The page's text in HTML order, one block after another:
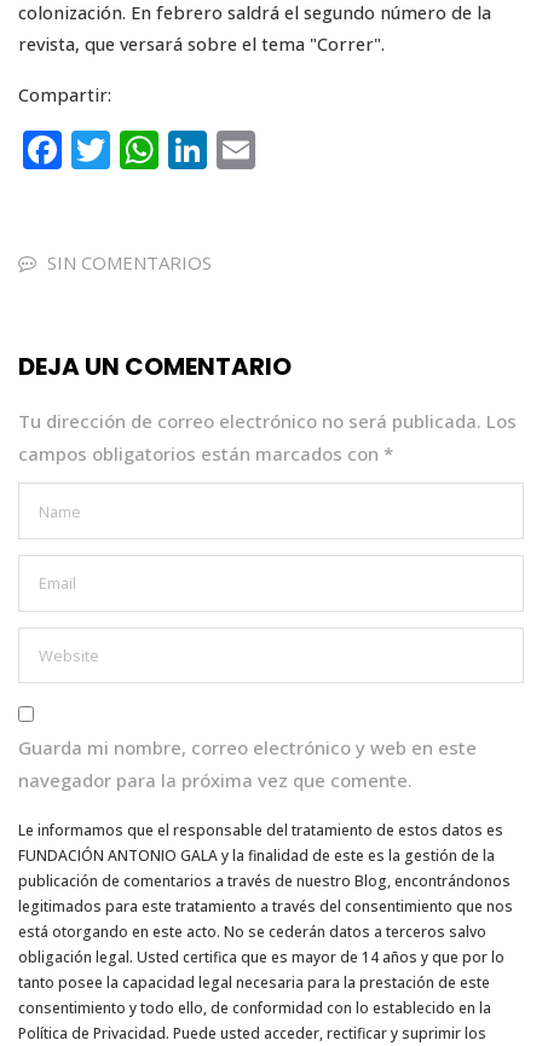
colonización. En febrero saldrá el segundo número de la
revista, que versará sobre el tema "Correr".
Compartir:
F
e
o
k
T
te
W
ts
p
Li
e
SIN COMENTARIOS
DEJA UN COMENTARIO
Tu dirección de correo electrónico no será publicada. Los
campos obligatorios están marcados con *
Guarda mi nombre, correo electrónico y web en este
navegador para la próxima vez que comente.
Le informamos que el responsable del tratamiento de estos datos es
FUNDACIÓN ANTONIO GALA y la finalidad de este es la gestión de la
publicación de comentarios a través de nuestro Blog, encontrándonos
legitimados para este tratamiento a través del consentimiento que nos
está otorgando en este acto. No se cederán datos a terceros salvo
obligación legal. Usted certifica que es mayor de 14 años y que por lo
tanto posee la capacidad legal necesaria para la prestación de este
consentimiento y todo ello, de conformidad con lo establecido en la
Política de Privacidad. Puede usted acceder, rectificar y suprimir los